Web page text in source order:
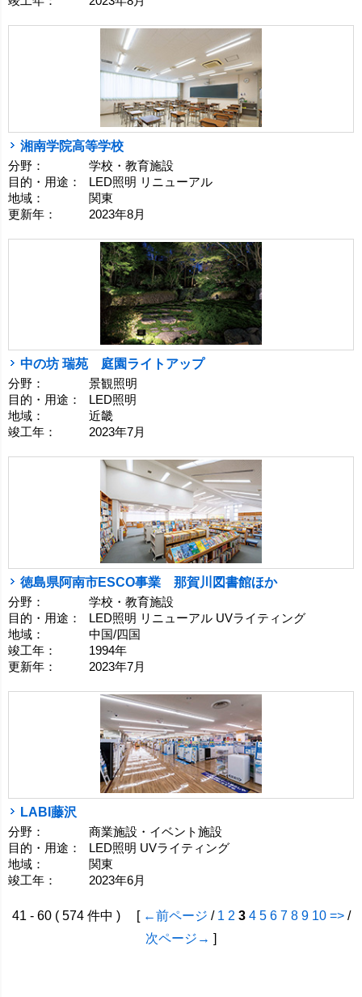
湘南学院高等学校
分野：
学校・教育施設
目的・用途：
LED照明 リニューアル
地域：
関東
更新年：
2023年8月
中の坊 瑞苑 庭園ライトアップ
分野：
景観照明
目的・用途：
LED照明
地域：
近畿
竣工年：
2023年7月
徳島県阿南市ESCO事業 那賀川図書館ほか
分野：
学校・教育施設
目的・用途：
LED照明 リニューアル UVライティング
地域：
中国/四国
竣工年：
1994年
更新年：
2023年7月
LABI藤沢
分野：
商業施設・イベント施設
目的・用途：
LED照明 UVライティング
地域：
関東
竣工年：
2023年6月
41 - 60 ( 574 件中 ) [ ←前ページ / 1 2 3 4 5 6 7 8 9 10 =>/
次ページ→ ]